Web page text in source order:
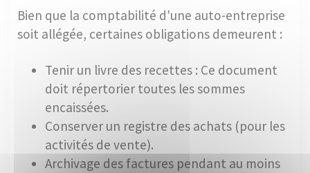
Bien que la comptabilité d'une auto-entreprise
soit allégée, certaines obligations demeurent :
Tenir un livre des recettes : Ce document
doit répertorier toutes les sommes
encaissées.
Conserver un registre des achats (pour les
activités de vente).
Archivage des factures pendant au moins